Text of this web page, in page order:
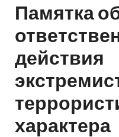
Памятка
действия
характера